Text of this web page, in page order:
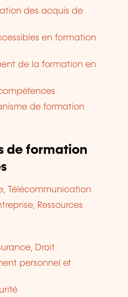
des acquis de
en formation
de la formation en
de formation
de formation
Télécommunication
Ressources
Droit
personnel et